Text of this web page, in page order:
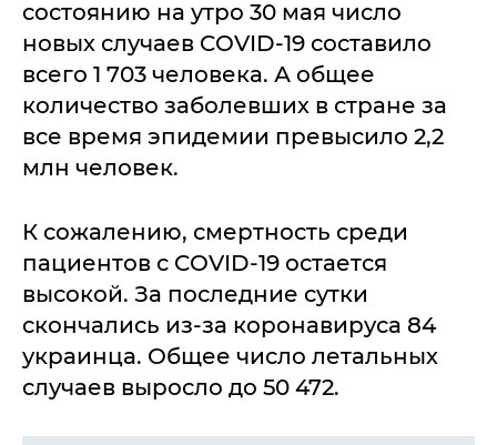
состоянию на утро 30 мая число
новых случаев COVID-19 составило
всего 1 703 человека. А общее
количество заболевших в стране за
все время эпидемии превысило 2,2
млн человек.
К сожалению, смертность среди
пациентов с COVID-19 остается
высокой. За последние сутки
скончались из-за коронавируса 84
украинца. Общее число летальных
случаев выросло до 50 472.